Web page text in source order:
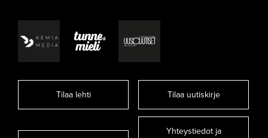
Tilaa lehti Tilaa uutiskirje
Yhteystiedot ja